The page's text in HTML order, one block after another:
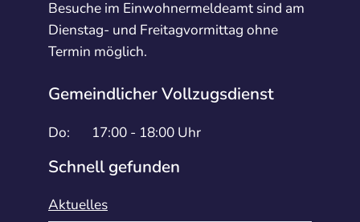
Besuche im Einwohnermeldeamt sind am
Dienstag- und Freitagvormittag ohne
Termin möglich.
Gemeindlicher Vollzugsdienst
Do: 17:00 - 18:00 Uhr
Schnell gefunden
Aktuelles